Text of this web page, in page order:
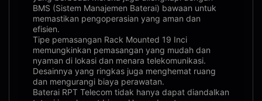
BMS (Sistem Manajemen Baterai) bawaan untuk
memastikan pengoperasian yang aman dan
efisien.
Tipe pemasangan Rack Mounted 19 Inci
memungkinkan pemasangan yang mudah dan
nyaman di lokasi dan menara telekomunikasi.
Desainnya yang ringkas juga menghemat ruang
dan mengurangi biaya perawatan.
Baterai RPT Telecom tidak hanya dapat diandalkan